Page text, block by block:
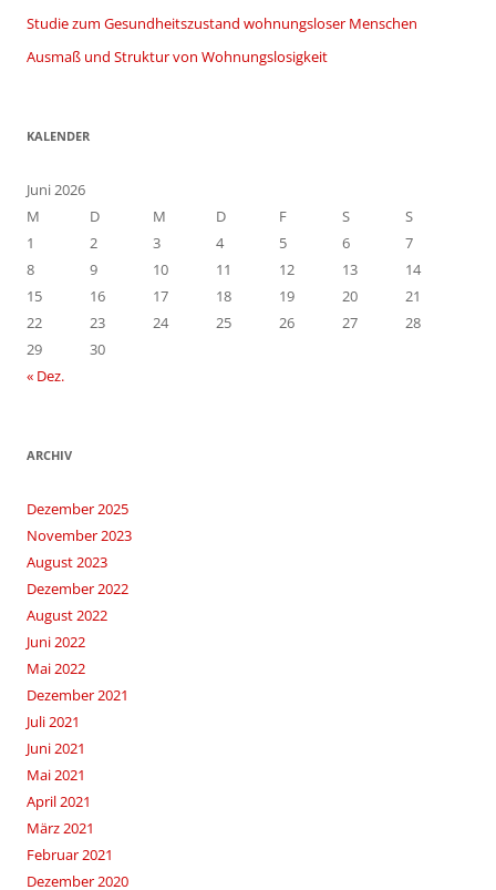
Studie zum Gesundheitszustand wohnungsloser Menschen
Ausmaß und Struktur von Wohnungslosigkeit
KALENDER
Juni 2026
M
D M D F S
S
1
2 3 4 5 6
7
8
9 10 11 12 13
14
15
16 17 18 19 20
21
22
23 24 25 26 27
28
29
30
« Dez.
ARCHIV
Dezember 2025
November 2023
August 2023
Dezember 2022
August 2022
Juni 2022
Mai 2022
Dezember 2021
Juli 2021
Juni 2021
Mai 2021
April 2021
März 2021
Februar 2021
Dezember 2020